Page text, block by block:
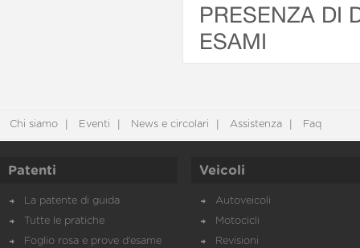
PRESENZA DI
ESAMI
Chi siamo Eventi News e circolari Assistenza Faq
Patenti
La patente di guida
Tutte le pratiche
Foglio rosa e prove d’esame
Veicoli
Autoveicoli
Motocicli
Revisioni